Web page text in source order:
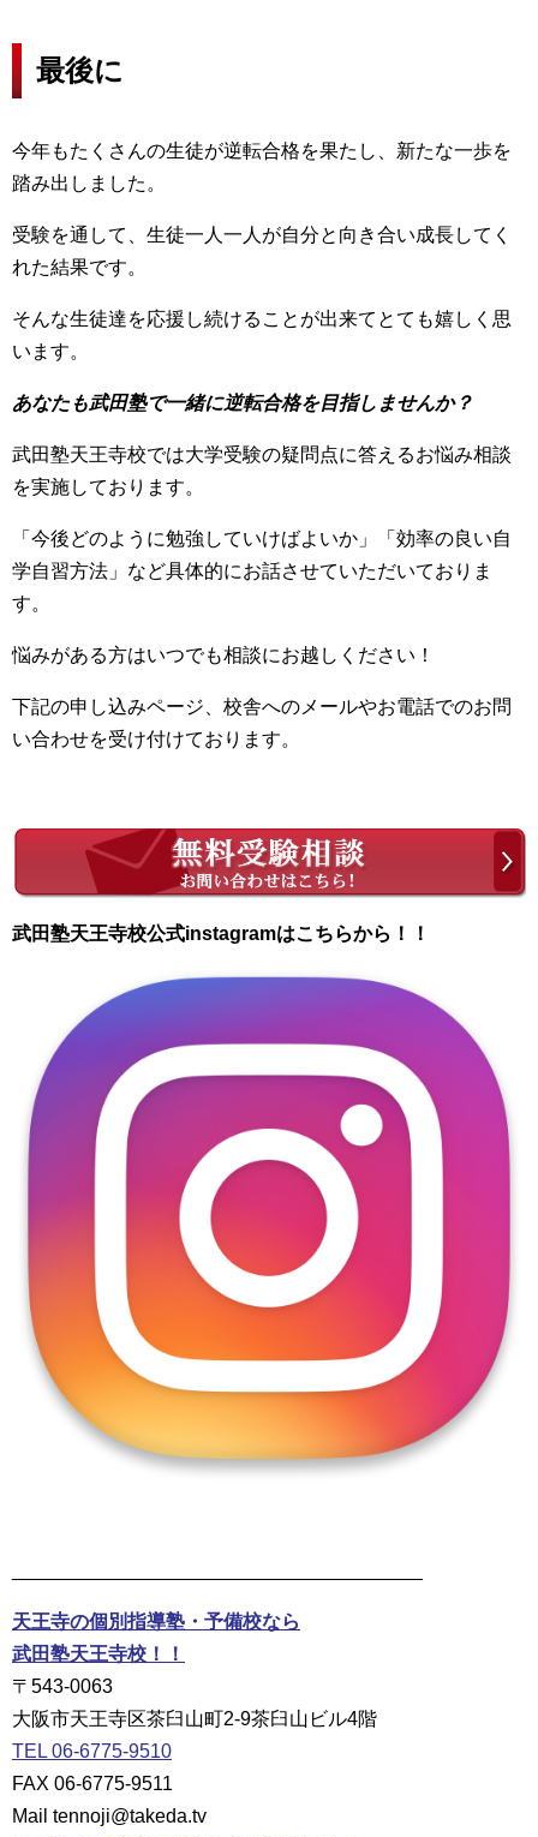
最後に
今年もたくさんの生徒が逆転合格を果たし、新たな一歩を
踏み出しました。
受験を通して、生徒一人一人が自分と向き合い成長してく
れた結果です。
そんな生徒達を応援し続けることが出来てとても嬉しく思
います。
あなたも武田塾で一緒に逆転合格を目指しませんか？
武田塾天王寺校では大学受験の疑問点に答えるお悩み相談
を実施しております。
「今後どのように勉強していけばよいか」「効率の良い自
学自習方法」など具体的にお話させていただいておりま
す。
悩みがある方はいつでも相談にお越しください！
下記の申し込みページ、校舎へのメールやお電話でのお問
い合わせを受け付けております。
武田塾天王寺校公式instagramはこちらから！！
天王寺の個別指導塾・予備校なら
武田塾天王寺校！！
〒543-0063
大阪市天王寺区茶臼山町2-9茶臼山ビル4階
TEL 06-6775-9510
FAX 06-6775-9511
Mail tennoji@takeda.tv